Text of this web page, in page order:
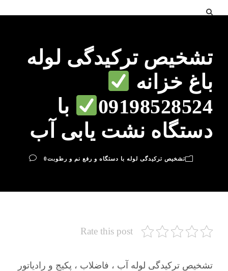
تشخیص ترکیدگی لوله
باغ خزانه
09198528524
با
دستگاه نشت یابی آب
تشخیص ترکیدگی لوله با دستگاه و رفع نم و رطوبت0
Rate this post
تشخیص ترکیدگی لوله آب ، فاضلاب ، پکیج و رادیاتور